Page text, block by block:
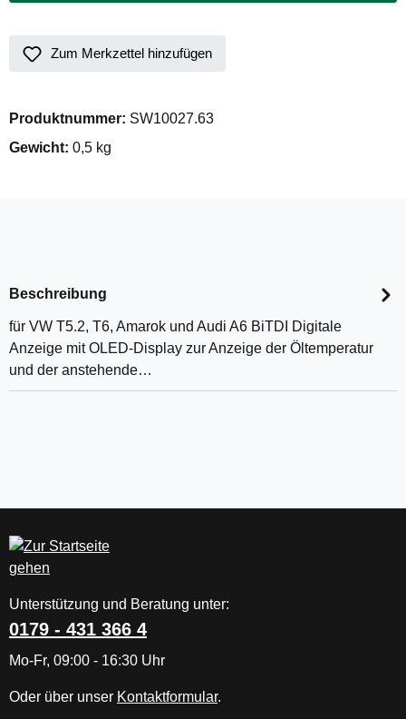
Zum Merkzettel hinzufügen
Produktnummer: SW10027.63
Gewicht: 0,5 kg
Beschreibung
für VW T5.2, T6, Amarok und Audi A6 BiTDI Digitale
Anzeige mit OLED-Display zur Anzeige der Öltemperatur
und der anstehende…
Unterstützung und Beratung unter:
0179 - 431 366 4
Mo-Fr, 09:00 - 16:30 Uhr
Oder über unser Kontaktformular.